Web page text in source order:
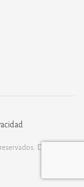
Desarrolla: